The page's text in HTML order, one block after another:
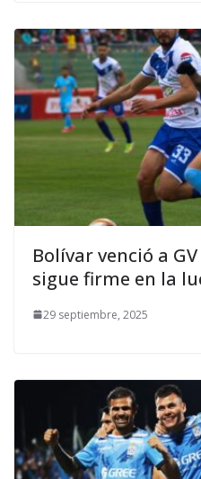
Bolívar venció a
sigue firme en la
29 septiembre, 2025